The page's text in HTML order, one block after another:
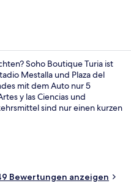
Soho Boutique Turia ist
Mestalla und Plaza del
mit dem Auto nur 5
y las Ciencias und
sind nur einen kurzen
Bewertungen anzeigen